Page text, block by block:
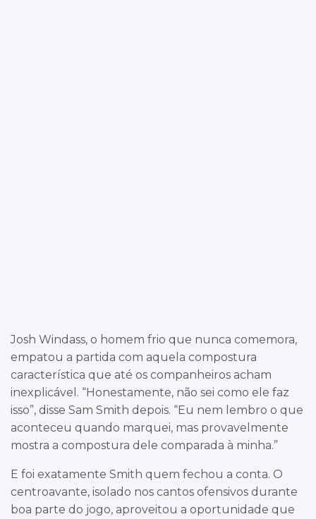
Josh Windass, o homem frio que nunca comemora,
empatou a partida com aquela compostura
característica que até os companheiros acham
inexplicável. “Honestamente, não sei como ele faz
isso”, disse Sam Smith depois. “Eu nem lembro o que
aconteceu quando marquei, mas provavelmente
mostra a compostura dele comparada à minha.”
E foi exatamente Smith quem fechou a conta. O
centroavante, isolado nos cantos ofensivos durante
boa parte do jogo, aproveitou a oportunidade que